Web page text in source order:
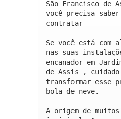
São Francisco de
você precisa
contratar
Se você está com
nas suas
encanador em
de Assis , cuidado
transformar esse
bola de neve.
A origem de